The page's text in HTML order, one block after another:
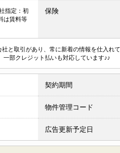
指定：初
は賃料等
保険
と取引があり、常に新着の情報を仕入れ
部クレジット払いも対応しています♪♪
契約期間
物件管理コード
広告更新予定日